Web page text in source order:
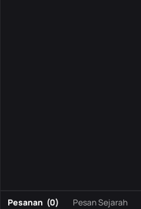
Pesanan (0) Pesan Sejarah